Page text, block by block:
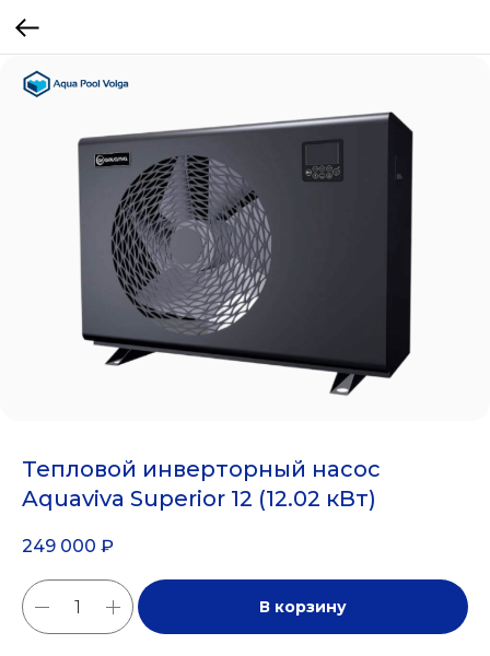
Тепловой инверторный насос
Aquaviva Superior 12 (12.02 кВт)
249 000 ₽
В корзину